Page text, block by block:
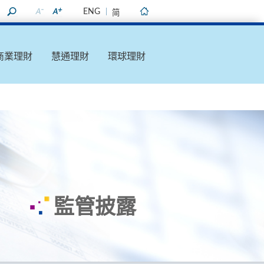
ENG 简
業理財 慧通理財 環球理財
監管披露